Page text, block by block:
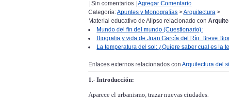
| Sin comentarios | Agregar Comentario
Categoría:Apuntes y Monografías >Arquitectura >
Material educativo de Alipso relacionado con
Mundo del fin del mundo (Cuestionario):
Biografia y vida de Juan García del Río: Breve
La temperatura del sol: ¿Quiere saber cual es la
Enlaces externos relacionados con Arquitectura del
1.- Introducción:
Aparece el urbanismo, trazar nuevas ciudades.